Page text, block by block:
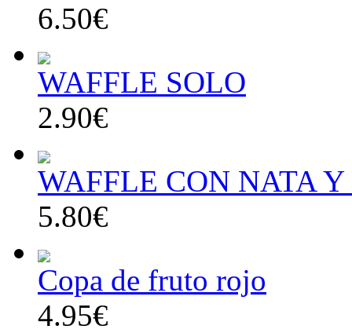
6.50€
WAFFLE SOLO
2.90€
WAFFLE CON NATA
5.80€
Copa de fruto rojo
4.95€